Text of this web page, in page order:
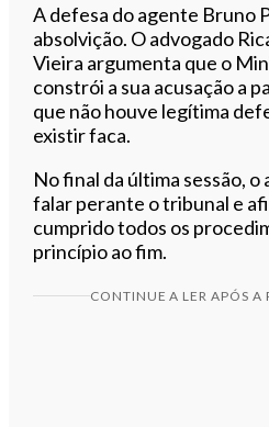
A defesa do agente Bruno
absolvição. O advogado
Vieira argumenta que o
constrói a sua acusação a
que não houve legítima
existir faca.
No final da última sessão,
falar perante o tribunal e
cumprido todos os
princípio ao fim.
CONTINUE A LER APÓS A